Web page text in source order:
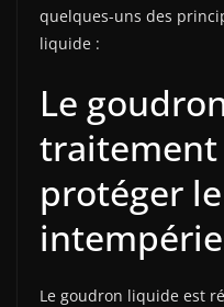
quelques-uns des
liquide :
Le
traitement
protéger
Le goudron liquide est